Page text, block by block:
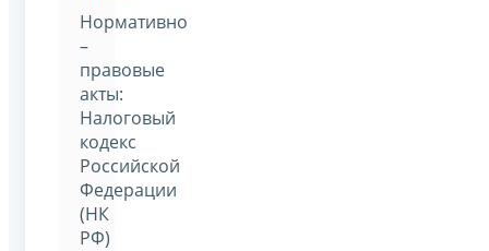
Нормативно
–
правовые
акты:
Налоговый
кодекс
Российской
Федерации
(НК
РФ)